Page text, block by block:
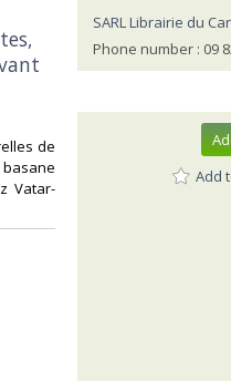
de
Vatar-
SARL Librairie du
Phone number : 09
Add